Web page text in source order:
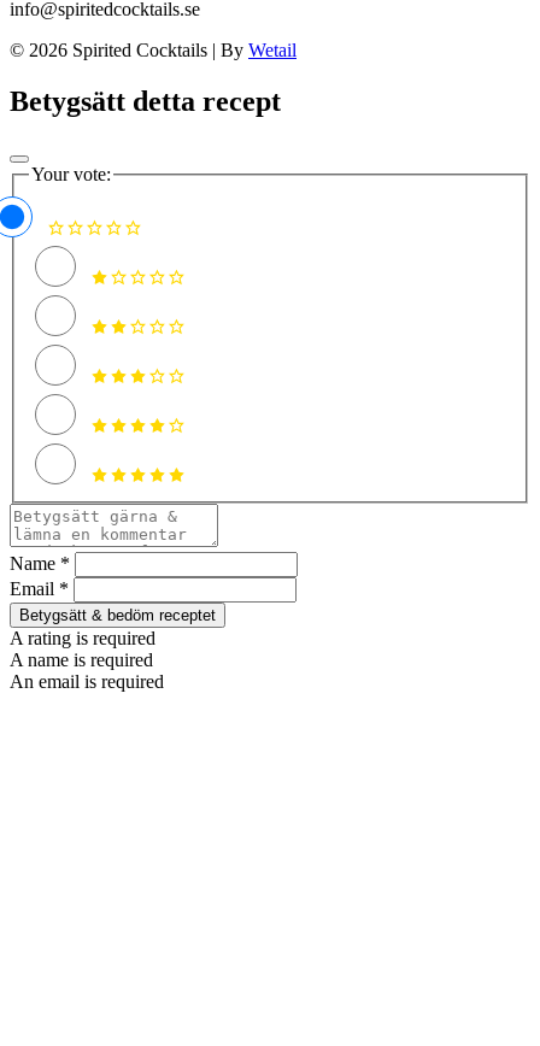
info@spiritedcocktails.se
© 2026 Spirited Cocktails | By Wetail
Betygsätt detta recept
Your vote:
Name *
Email *
Betygsätt & bedöm receptet
A rating is required
A name is required
An email is required